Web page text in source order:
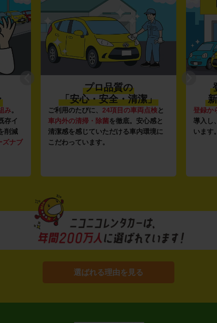
み。
存イ
削減
ズナブ
プロ品質の
「安心・安全・清潔」
ご利用のたびに、 24項目の車両点検と
車内外の清掃・除菌を徹底。安心感と
清潔感を感じていただける車内環境に
こだわっています。
登録か
導入し
います
選ばれる理由を見る